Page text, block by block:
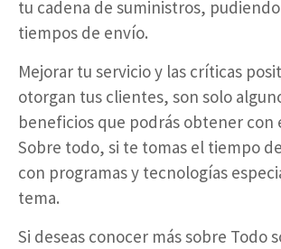
tu cadena de suministros,
tiempos de envío.
Mejorar tu servicio y las críticas
otorgan tus clientes, son solo
beneficios que podrás obtener con
Sobre todo, si te tomas el tiempo
con programas y tecnologías
tema.
Si deseas conocer más sobre Todo